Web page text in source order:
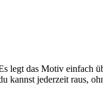
das Motiv einfach
jederzeit raus,